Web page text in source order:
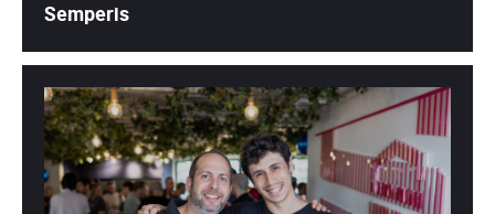
Semperis